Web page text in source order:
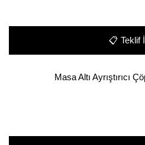
📋 Teklif
Masa Altı Ayrıştırıcı